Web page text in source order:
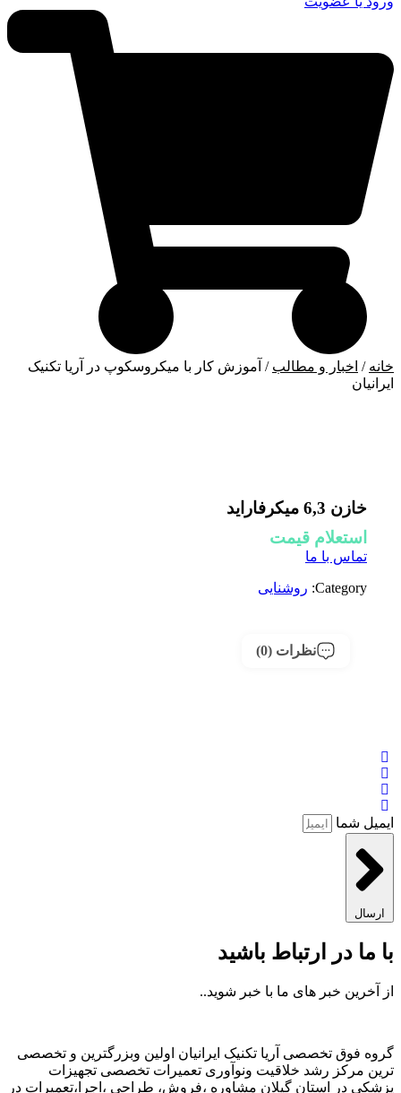
خانه / اخبار و مطالب / آموزش کار با میکروسکوپ در آریا تکنیک
ایرانیان
خازن 6,3 میکرفاراید
استعلام قیمت
تماس با ما
Category: روشنایی
نظرات (0)
ایمیل شما
ارسال
با ما در ارتباط باشید
از آخرین خبر های ما با خبر شوید..
گروه فوق تخصصی آریا تکنیک ایرانیان اولین وبزرگترین و تخصصی
ترین مرکز رشد خلاقیت ونوآوری تعمیرات تخصصی تجهیزات
پزشکی در استان گیلان مشاوره ،فروش، طراحی ،اجرا،تعمیرات در